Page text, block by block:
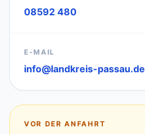
08592 480
E-MAIL
info@landkreis-passau.de
VOR DER ANFAHRT